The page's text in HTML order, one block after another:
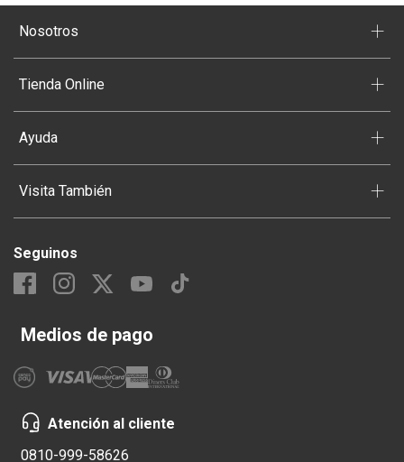
Nosotros +
Tienda Online +
Ayuda +
Visita También +
Seguinos
Medios de pago
Atención al cliente
0810-999-58626